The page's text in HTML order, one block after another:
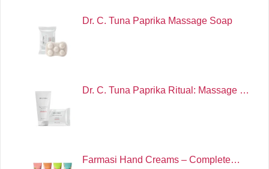
Dr. C. Tuna Paprika Massage Soap
Dr. C. Tuna Paprika Ritual: Massage …
Farmasi Hand Creams – Complete…